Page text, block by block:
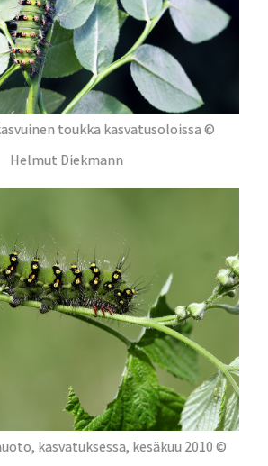
toukka kasvatusoloissa ©
Helmut Diekmann
kasvatuksessa, kesäkuu 2010 ©